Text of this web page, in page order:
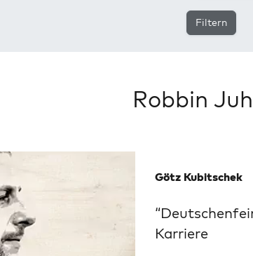
Filtern
Robbin
Götz Kubitschek
Karriere